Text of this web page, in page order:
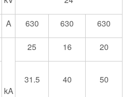
A 630 630 630
kA
25 16 20
31.5 40 50